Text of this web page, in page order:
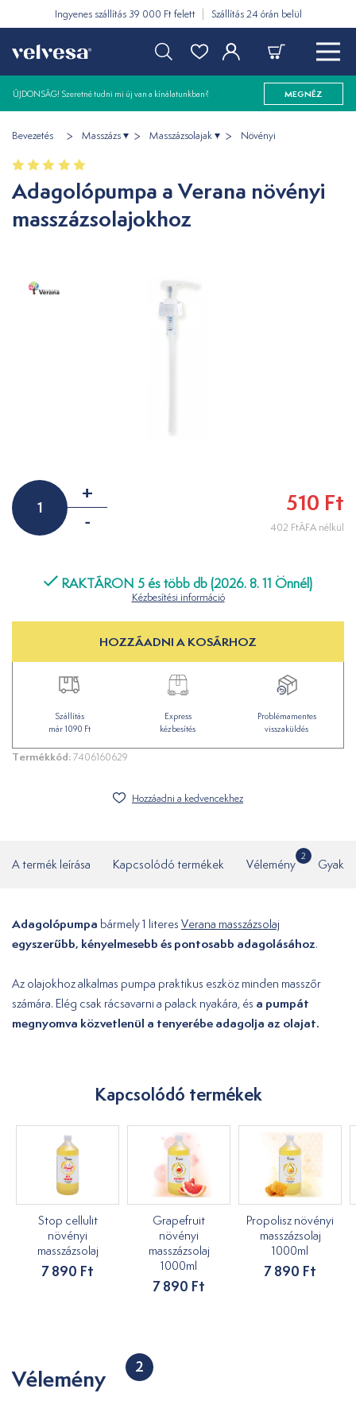
Ingyenes szállítás 39 000 Ft felett Szállítás 24 órán belül
ÚJDONSÁG! Szeretné tudni mi új van a kínálatunkban? MEGNÉZ
Bevezetés Masszázs Masszázsolajak Növényi
Adagolópumpa a Verana növényi
masszázsolajokhoz
+
-
510 Ft
402 FtÁFA nélkül
RAKTÁRON 5 és több db (2026. 8. 11 Önnél)
Kézbesítési információ
HOZZÁADNI A KOSÁRHOZ
Szállítás
már 1090 Ft
Express
kézbesítés
Problémamentes
visszaküldés
Termékkód:7406160629
Hozzáadni a kedvencekhez
A termék leírása Kapcsolódó termékek Vélemény
2
Adagolópumpa bármely 1 literes Verana masszázsolaj
egyszerűbb, kényelmesebb és pontosabb adagolásához.
Az olajokhoz alkalmas pumpa praktikus eszköz minden masszőr
számára. Elég csak rácsavarni a palack nyakára, és a pumpát
megnyomva közvetlenül a tenyerébe adagolja az olajat.
Kapcsolódó termékek
Stop cellulit
növényi
masszázsolaj
7 890 Ft
Grapefruit
növényi
masszázsolaj
1000ml
7 890 Ft
Propolisz növényi
masszázsolaj
1000ml
7 890 Ft
Vélemény 2